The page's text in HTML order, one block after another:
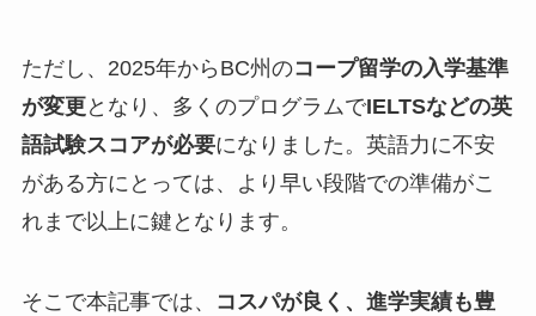
ただし、2025年からBC州のコープ留学の入学基準
が変更となり、多くのプログラムでIELTSなどの英
語試験スコアが必要になりました。英語力に不安
がある方にとっては、より早い段階での準備がこ
れまで以上に鍵となります。
そこで本記事では、
コスパが良く、進学実績も豊